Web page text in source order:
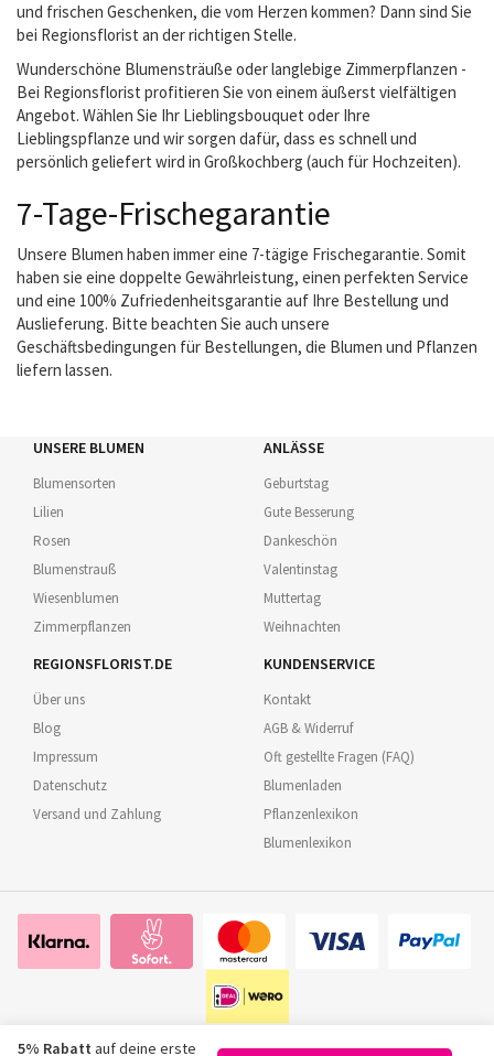
und frischen Geschenken, die vom Herzen kommen? Dann sind Sie
bei Regionsflorist an der richtigen Stelle.
Wunderschöne Blumensträuße oder langlebige Zimmerpflanzen -
Bei Regionsflorist profitieren Sie von einem äußerst vielfältigen
Angebot. Wählen Sie Ihr Lieblingsbouquet oder Ihre
Lieblingspflanze und wir sorgen dafür, dass es schnell und
persönlich geliefert wird in Großkochberg (auch für Hochzeiten).
7-Tage-Frischegarantie
Unsere Blumen haben immer eine 7-tägige Frischegarantie. Somit
haben sie eine doppelte Gewährleistung, einen perfekten Service
und eine 100% Zufriedenheitsgarantie auf Ihre Bestellung und
Auslieferung. Bitte beachten Sie auch unsere
Geschäftsbedingungen für Bestellungen, die Blumen und Pflanzen
liefern lassen.
UNSERE BLUMEN
Blumensorten
Lilien
Rosen
Blumenstrauß
Wiesenblumen
Zimmerpflanzen
ANLÄSSE
Geburtstag
Gute Besserung
Dankeschön
Valentinstag
Muttertag
Weihnachten
REGIONSFLORIST.DE
Über uns
Blog
Impressum
Datenschutz
Versand und Zahlung
KUNDENSERVICE
Kontakt
AGB & Widerruf
Oft gestellte Fragen (FAQ)
Blumenladen
Pflanzenlexikon
Blumenlexikon
5% Rabatt auf deine erste